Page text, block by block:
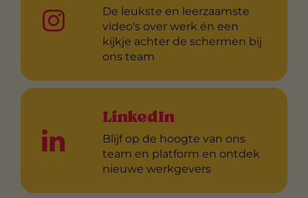
De leukste en leerzaamste
video's over werk én een
kijkje achter de schermen bij
ons team
LinkedIn
Blijf op de hoogte van ons
team en platform en ontdek
nieuwe werkgevers